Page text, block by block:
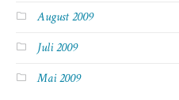
August 2009
Juli 2009
Mai 2009